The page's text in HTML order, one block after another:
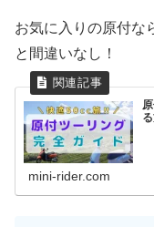
お気に入りの原付な
と間違いなし！
mini-rider.com